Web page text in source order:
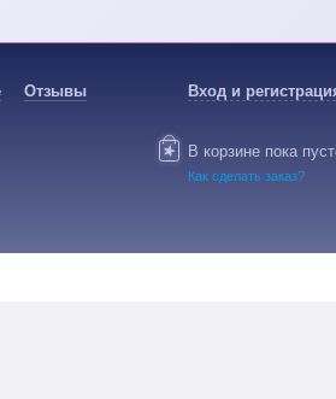
Отзывы Вход и
В корзине пока
Как сделать заказ?